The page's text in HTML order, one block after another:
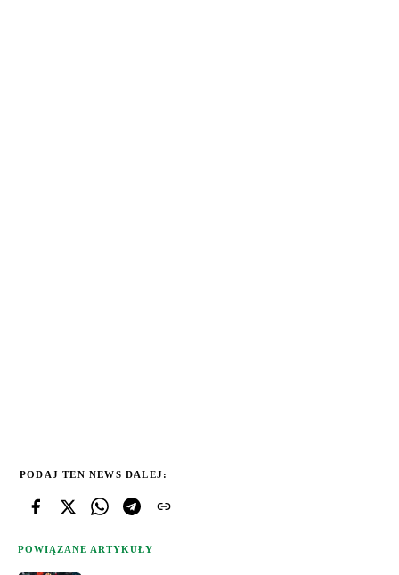
PODAJ TEN NEWS DALEJ:
POWIĄZANE ARTYKUŁY